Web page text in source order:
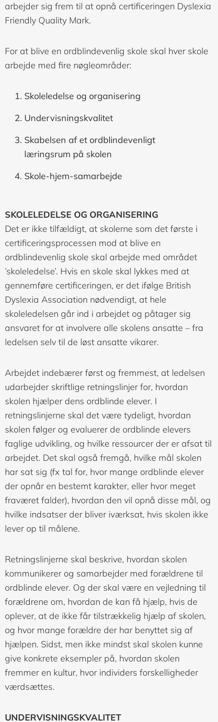
arbejder sig frem til at opnå certificeringen Dyslexia
Friendly Quality Mark.
For at blive en ordblindevenlig skole skal hver skole
arbejde med fire nøgleområder:
Skoleledelse og organisering
Undervisningskvalitet
Skabelsen af et ordblindevenligt
læringsrum på skolen
Skole-hjem-samarbejde
SKOLELEDELSE OG ORGANISERING
Det er ikke tilfældigt, at skolerne som det første i
certificeringsprocessen mod at blive en
ordblindevenlig skole skal arbejde med området
’skoleledelse’. Hvis en skole skal lykkes med at
gennemføre certificeringen, er det ifølge British
Dyslexia Association nødvendigt, at hele
skoleledelsen går ind i arbejdet og påtager sig
ansvaret for at involvere alle skolens ansatte – fra
ledelsen selv til de løst ansatte vikarer.
Arbejdet indebærer først og fremmest, at ledelsen
udarbejder skriftlige retningslinjer for, hvordan
skolen hjælper dens ordblinde elever. I
retningslinjerne skal det være tydeligt, hvordan
skolen følger og evaluerer de ordblinde elevers
faglige udvikling, og hvilke ressourcer der er afsat til
arbejdet. Det skal også fremgå, hvilke mål skolen
har sat sig (fx tal for, hvor mange ordblinde elever
der opnår en bestemt karakter, eller hvor meget
fraværet falder), hvordan den vil opnå disse mål, og
hvilke indsatser der bliver iværksat, hvis skolen ikke
lever op til målene.
Retningslinjerne skal beskrive, hvordan skolen
kommunikerer og samarbejder med forældrene til
ordblinde elever. Og der skal være en vejledning til
forældrene om, hvordan de kan få hjælp, hvis de
oplever, at de ikke får tilstrækkelig hjælp af skolen,
og hvor mange forældre der har benyttet sig af
hjælpen. Sidst, men ikke mindst skal skolen kunne
give konkrete eksempler på, hvordan skolen
fremmer en kultur, hvor individers forskelligheder
værdsættes.
UNDERVISNINGSKVALITET